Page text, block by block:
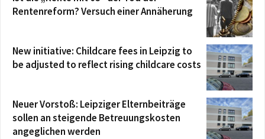
Rentenreform? Versuch einer Annäherung
New initiative: Childcare fees in Leipzig to
be adjusted to reflect rising childcare costs
Neuer Vorstoß: Leipziger Elternbeiträge
sollen an steigende Betreuungskosten
angeglichen werden